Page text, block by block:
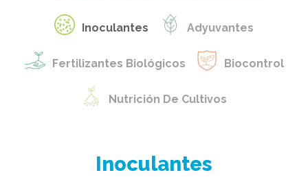
Inoculantes Adyuvantes
Fertilizantes Biológicos Biocontrol
Nutrición De Cultivos
Inoculantes